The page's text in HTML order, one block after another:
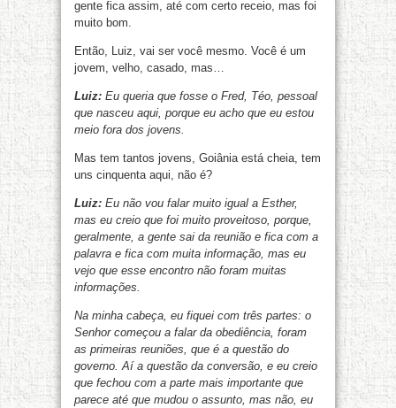
gente fica assim, até com certo receio, mas foi
muito bom.
Então, Luiz, vai ser você mesmo. Você é um
jovem, velho, casado, mas…
Luiz: Eu queria que fosse o Fred, Téo, pessoal
que nasceu aqui, porque eu acho que eu estou
meio fora dos jovens.
Mas tem tantos jovens, Goiânia está cheia, tem
uns cinquenta aqui, não é?
Luiz: Eu não vou falar muito igual a Esther,
mas eu creio que foi muito proveitoso, porque,
geralmente, a gente sai da reunião e fica com a
palavra e fica com muita informação, mas eu
vejo que esse encontro não foram muitas
informações.
Na minha cabeça, eu fiquei com três partes: o
Senhor começou a falar da obediência, foram
as primeiras reuniões, que é a questão do
governo. Aí a questão da conversão, e eu creio
que fechou com a parte mais importante que
parece até que mudou o assunto, mas não, eu